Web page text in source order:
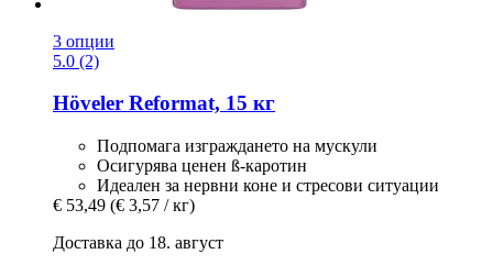
3 опции
5.0 (2)
Höveler Reformat, 15 кг
Подпомага изграждането на мускули
Осигурява ценен ß-каротин
Идеален за нервни коне и стресови ситуации
€ 53,49 (€ 3,57 / кг)
Доставка до 18. август